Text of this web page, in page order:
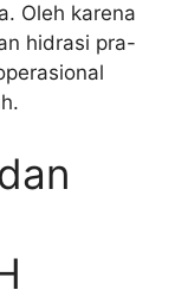
Oleh karena
hidrasi pra-